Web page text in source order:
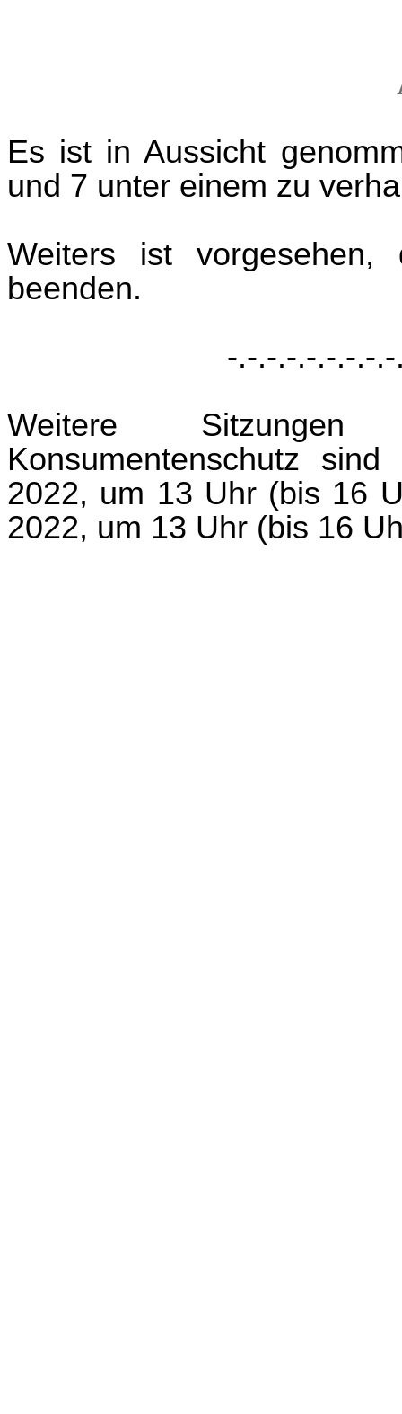
Es ist in Aussicht
und 7 unter einem zu
Weiters ist
beenden.
-.-.-.-.-.-.-.-
Weitere
Konsumentenschutz
2022, um 13 Uhr (bis 16
2022, um 13 Uhr (bis 16